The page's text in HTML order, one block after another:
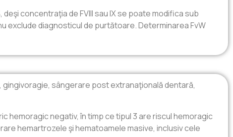
concentraţia de FVIII sau IX se poate modifica sub
exclude diagnosticul de purtătoare. Determinarea FvW
sângerare post extranaţională dentară,
hemoragic negativ, în timp ce tipul 3 are riscul hemoragic
hemartrozele şi hematoamele masive, inclusiv cele